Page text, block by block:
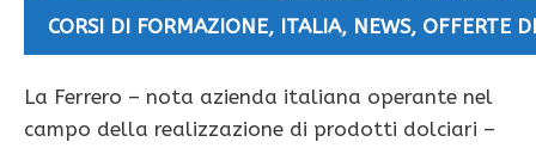
CORSI DI FORMAZIONE, ITALIA, NEWS, OFFERTE
La Ferrero – nota azienda italiana operante nel
campo della realizzazione di prodotti dolciari –